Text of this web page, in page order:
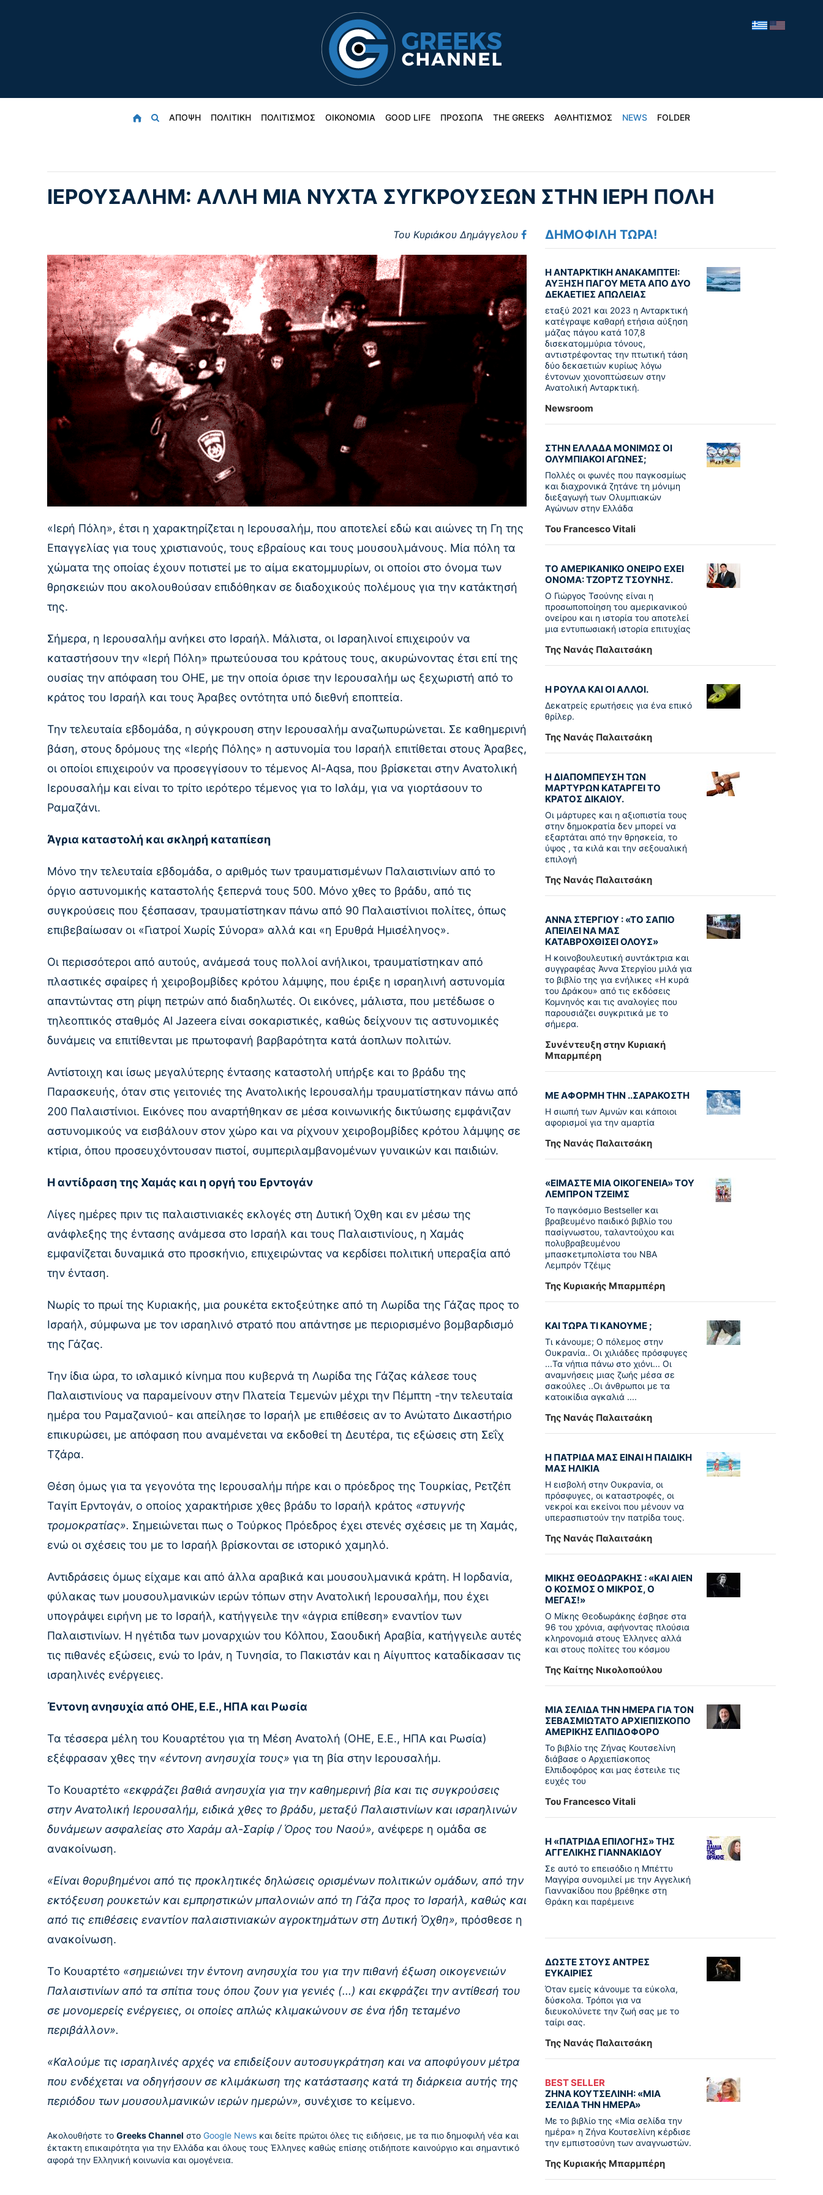
ΑΠΟΨΗ ΠΟΛΙΤΙΚΗ ΠΟΛΙΤΙΣΜΟΣ ΟΙΚΟΝΟΜΙΑ GOOD LIFE ΠΡΟΣΩΠΑ THE GREEKS ΑΘΛΗΤΙΣΜΟΣ NEWS FOLDER
ΙΕΡΟΥΣΑΛΗΜ: ΑΛΛΗ ΜΙΑ ΝΥΧΤΑ ΣΥΓΚΡΟΥΣΕΩΝ ΣΤΗΝ ΙΕΡΗ ΠΟΛΗ
Του Κυριάκου Δημάγγελου
«Ιερή Πόλη», έτσι η χαρακτηρίζεται η Ιερουσαλήμ, που αποτελεί εδώ και αιώνες τη Γη της
Επαγγελίας για τους χριστιανούς, τους εβραίους και τους μουσουλμάνους. Μία πόλη τα
χώματα της οποίας έχουν ποτιστεί με το αίμα εκατομμυρίων, οι οποίοι στο όνομα των
θρησκειών που ακολουθούσαν επιδόθηκαν σε διαδοχικούς πολέμους για την κατάκτησή
της.
Σήμερα, η Ιερουσαλήμ ανήκει στο Ισραήλ. Μάλιστα, οι Ισραηλινοί επιχειρούν να
καταστήσουν την «Ιερή Πόλη» πρωτεύουσα του κράτους τους, ακυρώνοντας έτσι επί της
ουσίας την απόφαση του ΟΗΕ, με την οποία όρισε την Ιερουσαλήμ ως ξεχωριστή από το
κράτος του Ισραήλ και τους Άραβες οντότητα υπό διεθνή εποπτεία.
Την τελευταία εβδομάδα, η σύγκρουση στην Ιερουσαλήμ αναζωπυρώνεται. Σε καθημερινή
βάση, στους δρόμους της «Ιερής Πόλης» η αστυνομία του Ισραήλ επιτίθεται στους Άραβες,
οι οποίοι επιχειρούν να προσεγγίσουν το τέμενος Al-Aqsa, που βρίσκεται στην Ανατολική
Ιερουσαλήμ και είναι το τρίτο ιερότερο τέμενος για το Ισλάμ, για να γιορτάσουν το
Ραμαζάνι.
Άγρια καταστολή και σκληρή καταπίεση
Μόνο την τελευταία εβδομάδα, ο αριθμός των τραυματισμένων Παλαιστινίων από το
όργιο αστυνομικής καταστολής ξεπερνά τους 500. Μόνο χθες το βράδυ, από τις
συγκρούσεις που ξέσπασαν, τραυματίστηκαν πάνω από 90 Παλαιστίνιοι πολίτες, όπως
επιβεβαίωσαν οι «Γιατροί Χωρίς Σύνορα» αλλά και «η Ερυθρά Ημισέληνος».
Οι περισσότεροι από αυτούς, ανάμεσά τους πολλοί ανήλικοι, τραυματίστηκαν από
πλαστικές σφαίρες ή χειροβομβίδες κρότου λάμψης, που έριξε η ισραηλινή αστυνομία
απαντώντας στη ρίψη πετρών από διαδηλωτές. Οι εικόνες, μάλιστα, που μετέδωσε ο
τηλεοπτικός σταθμός Al Jazeera είναι σοκαριστικές, καθώς δείχνουν τις αστυνομικές
δυνάμεις να επιτίθενται με πρωτοφανή βαρβαρότητα κατά άοπλων πολιτών.
Αντίστοιχη και ίσως μεγαλύτερης έντασης καταστολή υπήρξε και το βράδυ της
Παρασκευής, όταν στις γειτονιές της Ανατολικής Ιερουσαλήμ τραυματίστηκαν πάνω από
200 Παλαιστίνιοι. Εικόνες που αναρτήθηκαν σε μέσα κοινωνικής δικτύωσης εμφάνιζαν
αστυνομικούς να εισβάλουν στον χώρο και να ρίχνουν χειροβομβίδες κρότου λάμψης σε
κτίρια, όπου προσευχόντουσαν πιστοί, συμπεριλαμβανομένων γυναικών και παιδιών.
Η αντίδραση της Χαμάς και η οργή του Ερντογάν
Λίγες ημέρες πριν τις παλαιστινιακές εκλογές στη Δυτική Όχθη και εν μέσω της
ανάφλεξης της έντασης ανάμεσα στο Ισραήλ και τους Παλαιστινίους, η Χαμάς
εμφανίζεται δυναμικά στο προσκήνιο, επιχειρώντας να κερδίσει πολιτική υπεραξία από
την ένταση.
Νωρίς το πρωί της Κυριακής, μια ρουκέτα εκτοξεύτηκε από τη Λωρίδα της Γάζας προς το
Ισραήλ, σύμφωνα με τον ισραηλινό στρατό που απάντησε με περιορισμένο βομβαρδισμό
της Γάζας.
Την ίδια ώρα, το ισλαμικό κίνημα που κυβερνά τη Λωρίδα της Γάζας κάλεσε τους
Παλαιστινίους να παραμείνουν στην Πλατεία Τεμενών μέχρι την Πέμπτη -την τελευταία
ημέρα του Ραμαζανιού- και απείλησε το Ισραήλ με επιθέσεις αν το Ανώτατο Δικαστήριο
επικυρώσει, με απόφαση που αναμένεται να εκδοθεί τη Δευτέρα, τις εξώσεις στη Σεΐχ
Τζάρα.
Θέση όμως για τα γεγονότα της Ιερουσαλήμ πήρε και ο πρόεδρος της Τουρκίας, Ρετζέπ
Ταγίπ Ερντογάν, ο οποίος χαρακτήρισε χθες βράδυ το Ισραήλ κράτος «στυγνής
τρομοκρατίας». Σημειώνεται πως ο Τούρκος Πρόεδρος έχει στενές σχέσεις με τη Χαμάς,
ενώ οι σχέσεις του με το Ισραήλ βρίσκονται σε ιστορικό χαμηλό.
Αντιδράσεις όμως είχαμε και από άλλα αραβικά και μουσουλμανικά κράτη. Η Ιορδανία,
φύλακας των μουσουλμανικών ιερών τόπων στην Ανατολική Ιερουσαλήμ, που έχει
υπογράψει ειρήνη με το Ισραήλ, κατήγγειλε την «άγρια επίθεση» εναντίον των
Παλαιστινίων. Η ηγέτιδα των μοναρχιών του Κόλπου, Σαουδική Αραβία, κατήγγειλε αυτές
τις πιθανές εξώσεις, ενώ το Ιράν, η Τυνησία, το Πακιστάν και η Αίγυπτος καταδίκασαν τις
ισραηλινές ενέργειες.
Έντονη ανησυχία από ΟΗΕ, Ε.Ε., ΗΠΑ και Ρωσία
Τα τέσσερα μέλη του Κουαρτέτου για τη Μέση Ανατολή (ΟΗΕ, Ε.Ε., ΗΠΑ και Ρωσία)
εξέφρασαν χθες την «έντονη ανησυχία τους» για τη βία στην Ιερουσαλήμ.
Το Κουαρτέτο «εκφράζει βαθιά ανησυχία για την καθημερινή βία και τις συγκρούσεις
στην Ανατολική Ιερουσαλήμ, ειδικά χθες το βράδυ, μεταξύ Παλαιστινίων και ισραηλινών
δυνάμεων ασφαλείας στο Χαράμ αλ-Σαρίφ / Όρος του Ναού», ανέφερε η ομάδα σε
ανακοίνωση.
«Είναι θορυβημένοι από τις προκλητικές δηλώσεις ορισμένων πολιτικών ομάδων, από την
εκτόξευση ρουκετών και εμπρηστικών μπαλονιών από τη Γάζα προς το Ισραήλ, καθώς και
από τις επιθέσεις εναντίον παλαιστινιακών αγροκτημάτων στη Δυτική Όχθη», πρόσθεσε η
ανακοίνωση.
Το Κουαρτέτο «σημειώνει την έντονη ανησυχία του για την πιθανή έξωση οικογενειών
Παλαιστινίων από τα σπίτια τους όπου ζουν για γενιές (...) και εκφράζει την αντίθεσή του
σε μονομερείς ενέργειες, οι οποίες απλώς κλιμακώνουν σε ένα ήδη τεταμένο
περιβάλλον».
«Καλούμε τις ισραηλινές αρχές να επιδείξουν αυτοσυγκράτηση και να αποφύγουν μέτρα
που ενδέχεται να οδηγήσουν σε κλιμάκωση της κατάστασης κατά τη διάρκεια αυτής της
περιόδου των μουσουλμανικών ιερών ημερών», συνέχισε το κείμενο.
Ακολουθήστε το Greeks Channel στο Google News και δείτε πρώτοι όλες τις ειδήσεις, με τα πιο δημοφιλή νέα και
έκτακτη επικαιρότητα για την Ελλάδα και όλους τους Έλληνες καθώς επίσης οτιδήποτε καινούργιο και σημαντικό
αφορά την Ελληνική κοινωνία και ομογένεια.
ΔΗΜΟΦΙΛΗ ΤΩΡΑ!
Η ΑΝΤΑΡΚΤΙΚΗ ΑΝΑΚΑΜΠΤΕΙ:
ΑΥΞΗΣΗ ΠΑΓΟΥ ΜΕΤΑ ΑΠΟ ΔΥΟ
ΔΕΚΑΕΤΙΕΣ ΑΠΩΛΕΙΑΣ
εταξύ 2021 και 2023 η Ανταρκτική
κατέγραψε καθαρή ετήσια αύξηση
μάζας πάγου κατά 107,8
δισεκατομμύρια τόνους,
αντιστρέφοντας την πτωτική τάση
δύο δεκαετιών κυρίως λόγω
έντονων χιονοπτώσεων στην
Ανατολική Ανταρκτική.
Newsroom
ΣΤΗΝ ΕΛΛΑΔΑ ΜΟΝΙΜΩΣ ΟΙ
ΟΛΥΜΠΙΑΚΟΙ ΑΓΩΝΕΣ;
Πολλές οι φωνές που παγκοσμίως
και διαχρονικά ζητάνε τη μόνιμη
διεξαγωγή των Ολυμπιακών
Αγώνων στην Ελλάδα
Του Francesco Vitali
ΤΟ ΑΜΕΡΙΚΑΝΙΚΟ ΟΝΕΙΡΟ ΕΧΕΙ
ΟΝΟΜΑ: ΤΖΟΡΤΖ ΤΣΟΥΝΗΣ.
Ο Γιώργος Τσούνης είναι η
προσωποποίηση του αμερικανικού
ονείρου και η ιστορία του αποτελεί
μια εντυπωσιακή ιστορία επιτυχίας
Της Νανάς Παλαιτσάκη
Η ΡΟΥΛΑ ΚΑΙ ΟΙ ΑΛΛΟΙ.
Δεκατρείς ερωτήσεις για ένα επικό
θρίλερ.
Της Νανάς Παλαιτσάκη
Η ΔΙΑΠΟΜΠΕΥΣΗ ΤΩΝ
ΜΑΡΤΥΡΩΝ ΚΑΤΑΡΓΕΙ ΤΟ
ΚΡΑΤΟΣ ΔΙΚΑΙΟΥ.
Οι μάρτυρες και η αξιοπιστία τους
στην δημοκρατία δεν μπορεί να
εξαρτάται από την θρησκεία, το
ύψος , τα κιλά και την σεξουαλική
επιλογή
Της Νανάς Παλαιτσάκη
ΑΝΝΑ ΣΤΕΡΓΙΟΥ : «ΤΟ ΣΑΠΙΟ
ΑΠΕΙΛΕΙ ΝΑ ΜΑΣ
ΚΑΤΑΒΡΟΧΘΙΣΕΙ ΟΛΟΥΣ»
Η κοινοβουλευτική συντάκτρια και
συγγραφέας Άννα Στεργίου μιλά για
το βιβλίο της για ενήλικες «Η κυρά
του Δράκου» από τις εκδόσεις
Κομνηνός και τις αναλογίες που
παρουσιάζει συγκριτικά με το
σήμερα.
Συνέντευξη στην Κυριακή
Μπαρμπέρη
ΜΕ ΑΦΟΡΜΗ ΤΗΝ ..ΣΑΡΑΚΟΣΤΗ
Η σιωπή των Αμνών και κάποιοι
αφορισμοί για την αμαρτία
Της Νανάς Παλαιτσάκη
«ΕΙΜΑΣΤΕ ΜΙΑ ΟΙΚΟΓΕΝΕΙΑ» ΤΟΥ
ΛΕΜΠΡΟΝ ΤΖΕΙΜΣ
To παγκόσµιο Bestseller και
βραβευµένο παιδικό βιβλίο του
πασίγνωστου, ταλαντούχου και
πολυβραβευµένου
µπασκετµπολίστα του NBA
Λεµπρόν Τζέιμς
Της Κυριακής Μπαρμπέρη
ΚΑΙ ΤΩΡΑ ΤΙ ΚΑΝΟΥΜΕ ;
Τι κάνουμε; Ο πόλεμος στην
Ουκρανία.. Οι χιλιάδες πρόσφυγες
...Τα νήπια πάνω στο χιόνι... Οι
αναμνήσεις μιας ζωής μέσα σε
σακούλες ..Οι άνθρωποι με τα
κατοικίδια αγκαλιά ....
Της Νανάς Παλαιτσάκη
Η ΠΑΤΡΙΔΑ ΜΑΣ ΕΙΝΑΙ Η ΠΑΙΔΙΚΗ
ΜΑΣ ΗΛΙΚΙΑ
Η εισβολή στην Ουκρανία, οι
πρόσφυγες, οι καταστροφές, οι
νεκροί και εκείνοι που μένουν να
υπερασπιστούν την πατρίδα τους.
Της Νανάς Παλαιτσάκη
ΜΙΚΗΣ ΘΕΟΔΩΡΑΚΗΣ : «KAI ΑΙΕΝ
Ο ΚΟΣΜΟΣ Ο ΜΙΚΡΟΣ, Ο
ΜΕΓΑΣ!»
Ο Μίκης Θεοδωράκης έσβησε στα
96 του χρόνια, αφήνοντας πλούσια
κληρονομιά στους Έλληνες αλλά
και στους πολίτες του κόσμου
Της Καίτης Νικολοπούλου
ΜΙΑ ΣΕΛΙΔΑ ΤΗΝ ΗΜΕΡΑ ΓΙΑ ΤΟΝ
ΣΕΒΑΣΜΙΩΤΑΤΟ ΑΡΧΙΕΠΙΣΚΟΠΟ
ΑΜΕΡΙΚΗΣ ΕΛΠΙΔΟΦΟΡΟ
Το βιβλίο της Ζήνας Κουτσελίνη
διάβασε ο Αρχιεπίσκοπος
Ελπιδοφόρος και μας έστειλε τις
ευχές του
Του Francesco Vitali
Η «ΠΑΤΡΊΔΑ ΕΠΙΛΟΓΉΣ» ΤΗΣ
ΑΓΓΕΛΙΚΉΣ ΓΙΑΝΝΑΚΊΔΟΥ
Σε αυτό το επεισόδιο η Μπέττυ
Μαγγίρα συνομιλεί με την Αγγελική
Γιαννακίδου που βρέθηκε στη
Θράκη και παρέμεινε
ΔΩΣΤΕ ΣΤΟΥΣ ΑΝΤΡΕΣ
ΕΥΚΑΙΡΙΕΣ
Όταν εμείς κάνουμε τα εύκολα,
δύσκολα. Τρόποι για να
διευκολύνετε την ζωή σας με το
ταίρι σας.
Της Νανάς Παλαιτσάκη
BEST SELLER
ΖΗΝΑ ΚΟΥΤΣΕΛΙΝΗ: «ΜΙΑ
ΣΕΛΙΔΑ ΤΗΝ ΗΜΕΡΑ»
Με το βιβλίο της «Μία σελίδα την
ημέρα» η Ζήνα Κουτσελίνη κέρδισε
την εμπιστοσύνη των αναγνωστών.
Της Κυριακής Μπαρμπέρη